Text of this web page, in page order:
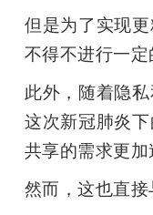
中
专
但是为了实现
不得不进行一定
此外，随着隐
这次新冠肺炎
共享的需求更加
然而，这也直接